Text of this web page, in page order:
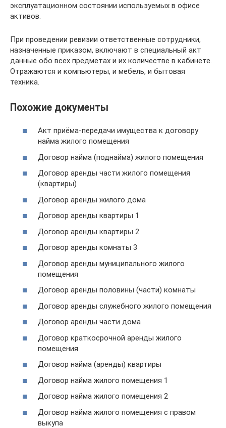
эксплуатационном состоянии используемых в офисе
активов.
При проведении ревизии ответственные сотрудники,
назначенные приказом, включают в специальный акт
данные обо всех предметах и их количестве в кабинете.
Отражаются и компьютеры, и мебель, и бытовая
техника.
Похожие документы
Акт приёма-передачи имущества к договору
найма жилого помещения
Договор найма (поднайма) жилого помещения
Договор аренды части жилого помещения
(квартиры)
Договор аренды жилого дома
Договор аренды квартиры 1
Договор аренды квартиры 2
Договор аренды комнаты 3
Договор аренды муниципального жилого
помещения
Договор аренды половины (части) комнаты
Договор аренды служебного жилого помещения
Договор аренды части дома
Договор краткосрочной аренды жилого
помещения
Договор найма (аренды) квартиры
Договор найма жилого помещения 1
Договор найма жилого помещения 2
Договор найма жилого помещения с правом
выкупа